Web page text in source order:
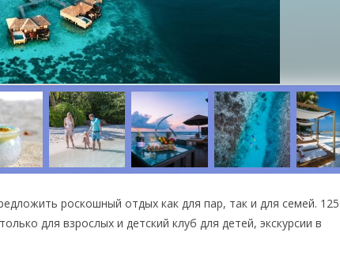
роскошный отдых как для пар, так и для семей. 125
для взрослых и детский клуб для детей, экскурсии в